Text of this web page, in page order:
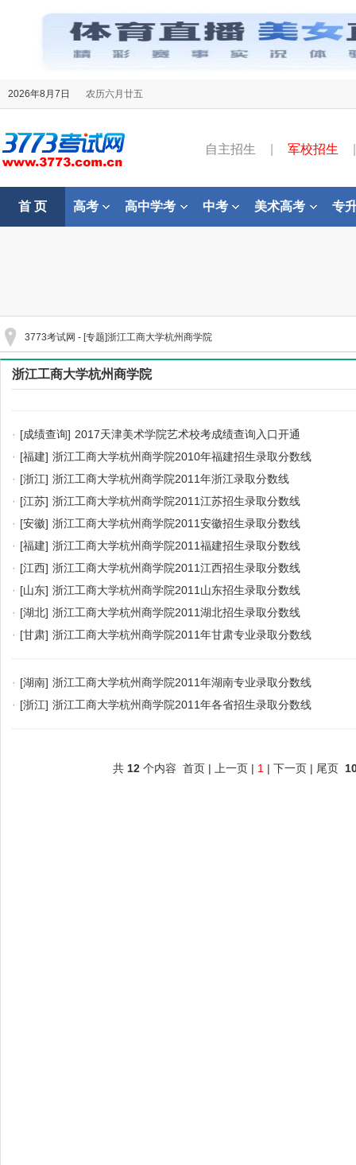
2026年8月7日 农历六月廿五
自主招生 军校招生
首 页 高考 高中学考 中考 美术高考 专
3773考试网 - [专题]浙江工商大学杭州商学院
浙江工商大学杭州商学院
· [成绩查询] 2017天津美术学院艺术校考成绩查询入口开通
· [福建] 浙江工商大学杭州商学院2010年福建招生录取分数线
· [浙江] 浙江工商大学杭州商学院2011年浙江录取分数线
· [江苏] 浙江工商大学杭州商学院2011江苏招生录取分数线
· [安徽] 浙江工商大学杭州商学院2011安徽招生录取分数线
· [福建] 浙江工商大学杭州商学院2011福建招生录取分数线
· [江西] 浙江工商大学杭州商学院2011江西招生录取分数线
· [山东] 浙江工商大学杭州商学院2011山东招生录取分数线
· [湖北] 浙江工商大学杭州商学院2011湖北招生录取分数线
· [甘肃] 浙江工商大学杭州商学院2011年甘肃专业录取分数线
· [湖南] 浙江工商大学杭州商学院2011年湖南专业录取分数线
· [浙江] 浙江工商大学杭州商学院2011年各省招生录取分数线
共 12 个内容 首页 | 上一页 | 1 | 下一页 | 尾页